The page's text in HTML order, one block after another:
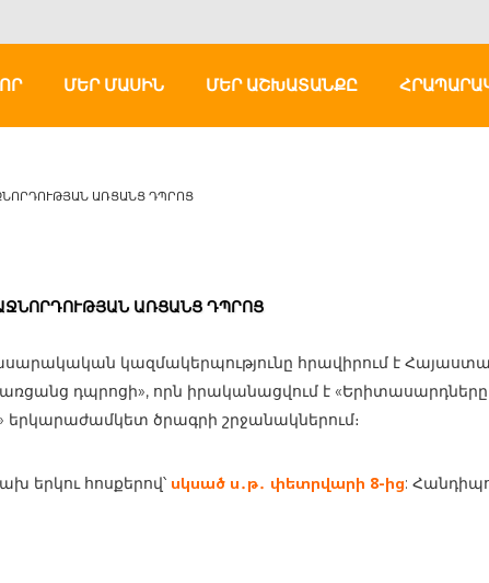
ՄԵՐ ՄԱՍԻՆ ՄԵՐ ԱՇԽԱՏԱՆՔԸ
ԱՌՑԱՆՑ ԴՊՐՈՑ
ԱՌՑԱՆՑ ԴՊՐՈՑ
կազմակերպությունը հրավիրում է
դպրոցի», որն իրականացվում է «Երիտասարդները
ծրագրի շրջանակներում։
երկուհոսքերով՝ սկսած ս․թ․ փետրվարի 8-ից: